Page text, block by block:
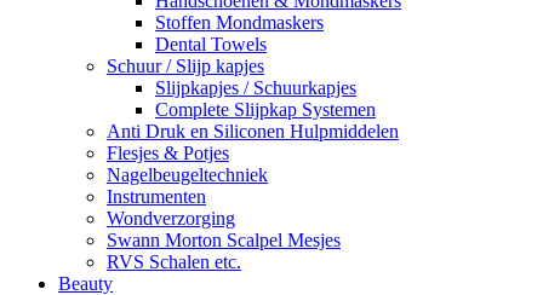
Stoffen Mondmaskers
Dental Towels
Schuur / Slijp kapjes
Slijpkapjes / Schuurkapjes
Complete Slijpkap Systemen
Anti Druk en Siliconen Hulpmiddelen
Flesjes & Potjes
Nagelbeugeltechniek
Instrumenten
Wondverzorging
Swann Morton Scalpel Mesjes
RVS Schalen etc.
Beauty